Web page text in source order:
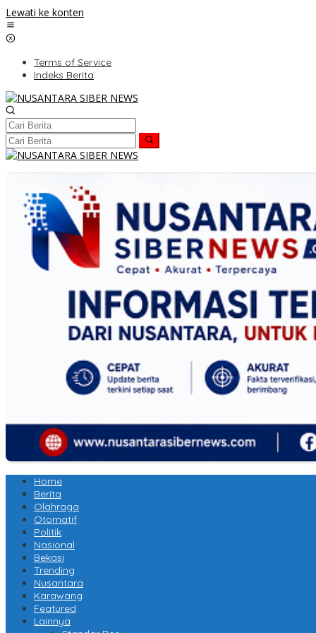
Lewati ke konten
Terms of Service
Indeks Berita
Home
Berita
Olahraga
Otomatif
Politik
Nasional
Bekasi
Trending
Nusantara
Karawang
Featured
Lainnya